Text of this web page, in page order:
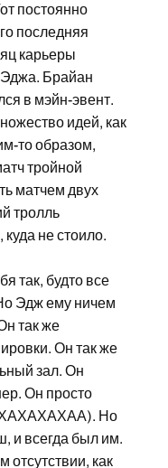
постоянно
последняя
карьеры
Эджа. Брайан
в мэйн-эвент.
идей, как
то образом,
тройной
матчем двух
тролль
не стоило.
так, будто все
Эдж ему ничем
так же
Он так же
зал. Он
Он просто
Но
и всегда был им.
отсутствии, как